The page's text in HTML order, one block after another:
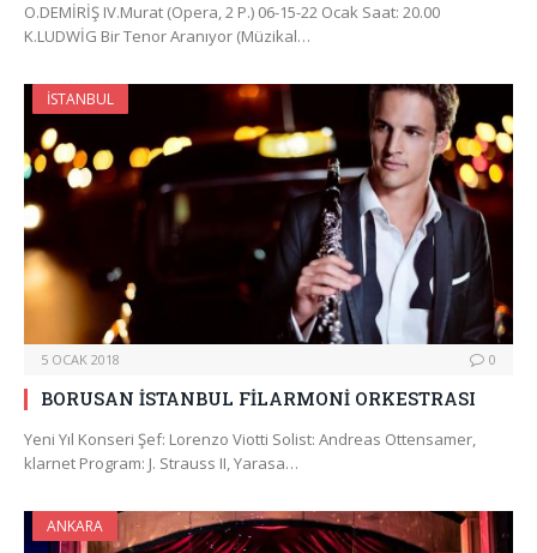
O.DEMİRİŞ IV.Murat (Opera, 2 P.) 06-15-22 Ocak Saat: 20.00
K.LUDWİG Bir Tenor Aranıyor (Müzikal…
İSTANBUL
5 OCAK 2018 0
BORUSAN İSTANBUL FİLARMONİ ORKESTRASI
Yeni Yıl Konseri Şef: Lorenzo Viotti Solist: Andreas Ottensamer,
klarnet Program: J. Strauss II, Yarasa…
ANKARA